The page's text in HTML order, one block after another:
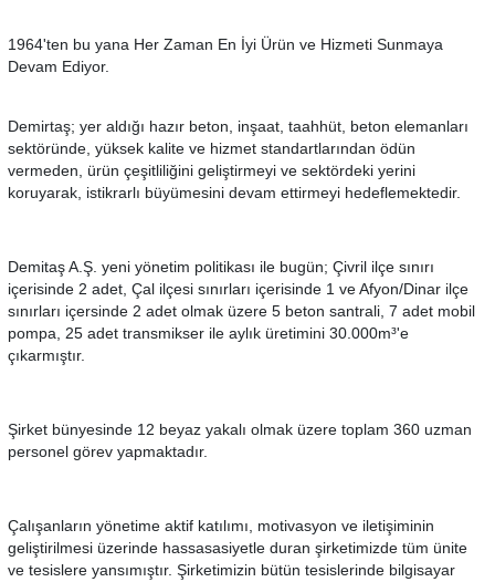
1964'ten bu yana Her Zaman En İyi Ürün ve Hizmeti Sunmaya
Devam Ediyor.
Demirtaş; yer aldığı hazır beton, inşaat, taahhüt, beton elemanları
sektöründe, yüksek kalite ve hizmet standartlarından ödün
vermeden, ürün çeşitliliğini geliştirmeyi ve sektördeki yerini
koruyarak, istikrarlı büyümesini devam ettirmeyi hedeflemektedir.
Demitaş A.Ş. yeni yönetim politikası ile bugün; Çivril ilçe sınırı
içerisinde 2 adet, Çal ilçesi sınırları içerisinde 1 ve Afyon/Dinar ilçe
sınırları içersinde 2 adet olmak üzere 5 beton santrali, 7 adet mobil
pompa, 25 adet transmikser ile aylık üretimini 30.000m³'e
çıkarmıştır.
Şirket bünyesinde 12 beyaz yakalı olmak üzere toplam 360 uzman
personel görev yapmaktadır.
Çalışanların yönetime aktif katılımı, motivasyon ve iletişiminin
geliştirilmesi üzerinde hassasasiyetle duran şirketimizde tüm ünite
ve tesislere yansımıştır. Şirketimizin bütün tesislerinde bilgisayar